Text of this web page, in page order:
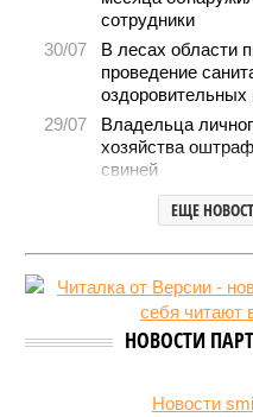
сотрудники
30/07
В лесах области
проведение
оздоровительных
29/07
Владельца
хозяйства
свиней
Шестерых
поощрить за
27/07
Питание детей в
Пенсионеру
300 тысяч рублей
гололёд
предоставления
ЕЩЕ
НОВОСТИ
Новости